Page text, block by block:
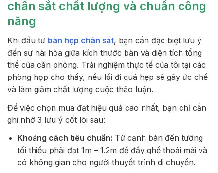
chân sắt chất lượng và chuẩn công
năng
Khi đầu tư bàn họp chân sắt, bạn cần đặc biệt lưu ý
đến sự hài hòa giữa kích thước bàn và diện tích tổng
thể của căn phòng. Trải nghiệm thực tế của tôi tại các
phòng họp cho thấy, nếu lối đi quá hẹp sẽ gây ức chế
và làm giảm chất lượng cuộc thảo luận.
Để việc chọn mua đạt hiệu quả cao nhất, bạn chỉ cần
ghi nhớ 3 lưu ý cốt lõi sau:
Khoảng cách tiêu chuẩn: Từ cạnh bàn đến tường
tối thiểu phải đạt 1m – 1.2m để đẩy ghế thoải mái và
có không gian cho người thuyết trình di chuyển.